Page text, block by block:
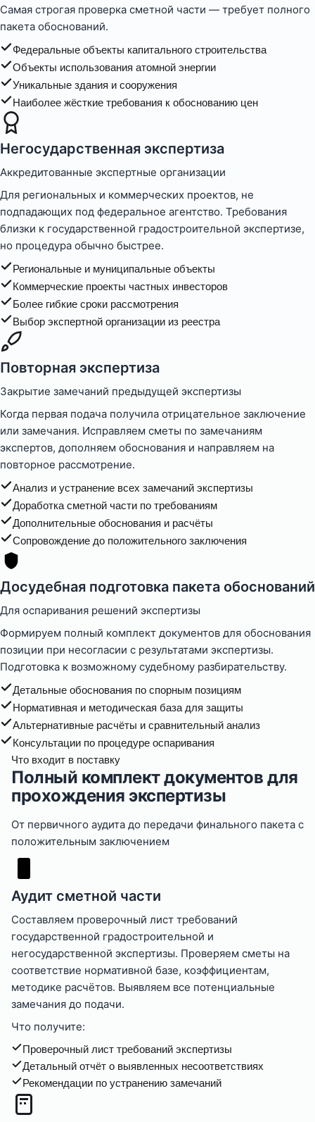
Самая строгая проверка сметной части — требует полного
пакета обоснований.
Федеральные объекты капитального строительства
Объекты использования атомной энергии
Уникальные здания и сооружения
Наиболее жёсткие требования к обоснованию цен
Негосударственная экспертиза
Аккредитованные экспертные организации
Для региональных и коммерческих проектов, не
подпадающих под федеральное агентство. Требования
близки к государственной градостроительной экспертизе,
но процедура обычно быстрее.
Региональные и муниципальные объекты
Коммерческие проекты частных инвесторов
Более гибкие сроки рассмотрения
Выбор экспертной организации из реестра
Повторная экспертиза
Закрытие замечаний предыдущей экспертизы
Когда первая подача получила отрицательное заключение
или замечания. Исправляем сметы по замечаниям
экспертов, дополняем обоснования и направляем на
повторное рассмотрение.
Анализ и устранение всех замечаний экспертизы
Доработка сметной части по требованиям
Дополнительные обоснования и расчёты
Сопровождение до положительного заключения
Досудебная подготовка пакета обоснований
Для оспаривания решений экспертизы
Формируем полный комплект документов для обоснования
позиции при несогласии с результатами экспертизы.
Подготовка к возможному судебному разбирательству.
Детальные обоснования по спорным позициям
Нормативная и методическая база для защиты
Альтернативные расчёты и сравнительный анализ
Консультации по процедуре оспаривания
Что входит в поставку
Полный комплект документов для
прохождения экспертизы
От первичного аудита до передачи финального пакета с
положительным заключением
Аудит сметной части
Составляем проверочный лист требований
государственной градостроительной и
негосударственной экспертизы. Проверяем сметы на
соответствие нормативной базе, коэффициентам,
методике расчётов. Выявляем все потенциальные
замечания до подачи.
Что получите:
Проверочный лист требований экспертизы
Детальный отчёт о выявленных несоответствиях
Рекомендации по устранению замечаний